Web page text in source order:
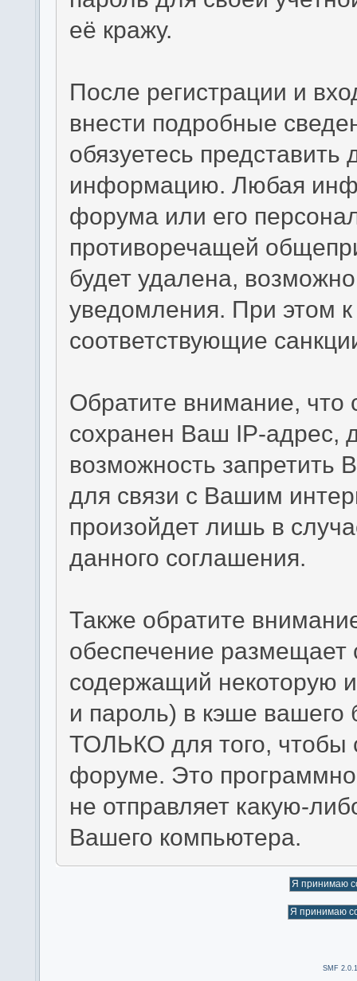
её кражу.
После регистрации и
внести подробные
обязуетесь
информацию. Любая
форума или его
противоречащей
будет удалена,
уведомления. При этом
соответствующие
Обратите внимание,
сохранен Ваш IP-адрес,
возможность запретить
для связи с Вашим
произойдет лишь в
данного соглашения.
Также обратите
обеспечение
содержащий некоторую
и пароль) в кэше вашего
ТОЛЬКО для того, чтобы
форуме. Это
не отправляет какую-
Вашего компьютера.
SMF